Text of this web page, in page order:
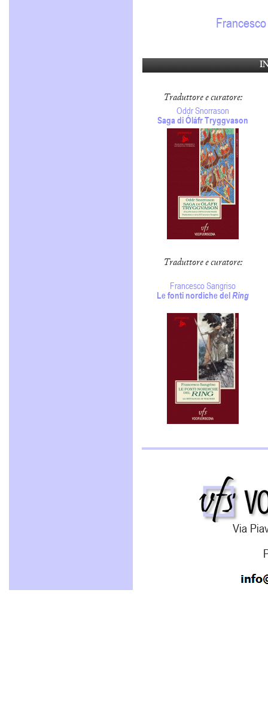
Traduttore e curatore:
Oddr Snorrason
Saga di Óláfr Tryggvason
Traduttore e curatore:
Francesco Sangriso
Le fonti nordiche delRing
Via